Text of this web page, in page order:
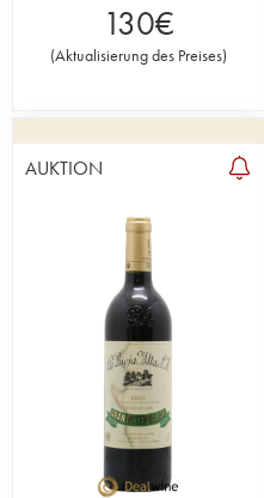
130€
(Aktualisierung des Preises)
AUKTION